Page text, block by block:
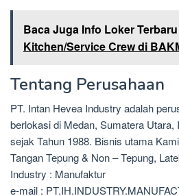
Baca Juga Info Loker
Kitchen/Service Crew di
Tentang Perusahaan
PT. Intan Hevea Industry adalah
berlokasi di Medan, Sumatera Utara,
sejak Tahun 1988. Bisnis utama
Tangan Tepung & Non – Tepung,
Industry : Manufaktur
e-mail :